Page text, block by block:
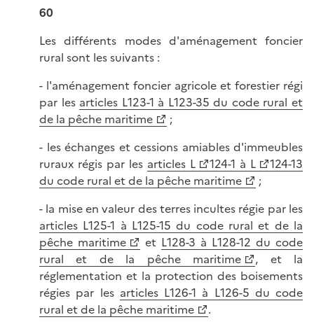
60
Les différents modes d'aménagement foncier
rural sont les suivants :
- l'aménagement foncier agricole et forestier régi
par les articles L123-1 à L123-35 du code rural et
de la pêche maritime
;
- les échanges et cessions amiables d'immeubles
ruraux régis par les articles L 124-1 à L
124-13
du code rural et de la pêche maritime
;
- la mise en valeur des terres incultes régie par les
articles L125-1 à L125-15 du code rural et de la
pêche maritime
et L128-3 à L128-12 du code
rural et de la pêche maritime
, et la
réglementation et la protection des boisements
régies par les articles L126-1 à L126-5 du code
rural et de la pêche maritime
.